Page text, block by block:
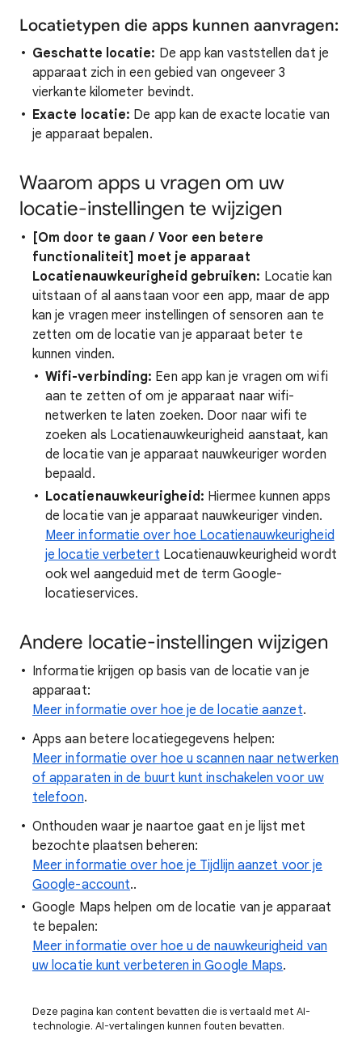
Locatietypen die apps kunnen aanvragen:
Geschatte locatie: De app kan vaststellen dat je
apparaat zich in een gebied van ongeveer 3
vierkante kilometer bevindt.
Exacte locatie: De app kan de exacte locatie van
je apparaat bepalen.
Waarom apps u vragen om uw
locatie-instellingen te wijzigen
[Om door te gaan / Voor een betere
functionaliteit] moet je apparaat
Locatienauwkeurigheid gebruiken: Locatie kan
uitstaan of al aanstaan voor een app, maar de app
kan je vragen meer instellingen of sensoren aan te
zetten om de locatie van je apparaat beter te
kunnen vinden.
Wifi-verbinding: Een app kan je vragen om wifi
aan te zetten of om je apparaat naar wifi-
netwerken te laten zoeken. Door naar wifi te
zoeken als Locatienauwkeurigheid aanstaat, kan
de locatie van je apparaat nauwkeuriger worden
bepaald.
Locatienauwkeurigheid: Hiermee kunnen apps
de locatie van je apparaat nauwkeuriger vinden.
Meer informatie over hoe Locatienauwkeurigheid
je locatie verbetert Locatienauwkeurigheid wordt
ook wel aangeduid met de term Google-
locatieservices.
Andere locatie-instellingen wijzigen
Informatie krijgen op basis van de locatie van je
apparaat:
Meer informatie over hoe je de locatie aanzet.
Apps aan betere locatiegegevens helpen:
Meer informatie over hoe u scannen naar netwerken
of apparaten in de buurt kunt inschakelen voor uw
telefoon.
Onthouden waar je naartoe gaat en je lijst met
bezochte plaatsen beheren:
Meer informatie over hoe je Tijdlijn aanzet voor je
Google-account..
Google Maps helpen om de locatie van je apparaat
te bepalen:
Meer informatie over hoe u de nauwkeurigheid van
uw locatie kunt verbeteren in Google Maps.
Deze pagina kan content bevatten die is vertaald met AI-
technologie. AI-vertalingen kunnen fouten bevatten.